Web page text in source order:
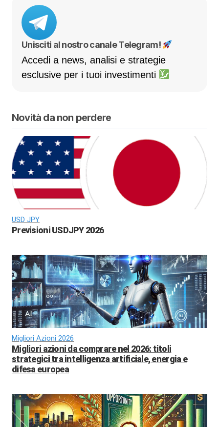
Unisciti al nostro canale Telegram!
Accedi a news, analisi e strategie
esclusive per i tuoi investimenti
Novità da non perdere
USD JPY
Previsioni USDJPY 2026
Migliori Azioni 2026
Migliori azioni da comprare nel 2026: titoli
strategici tra intelligenza artificiale, energia e
difesa europea